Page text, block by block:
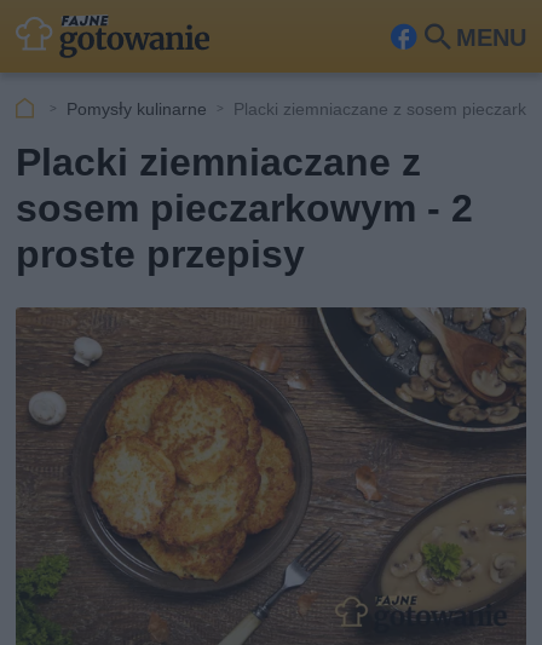
MENU
Fa
ook
Szu
Pomysły kulinarne Placki ziemniaczane z sosem
Placki ziemniaczane z
sosem pieczarkowym - 2
proste przepisy